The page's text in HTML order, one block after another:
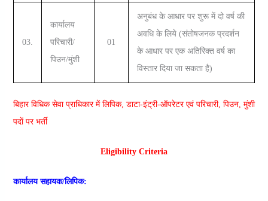
03.
कार्यालय
परिचारी/
पिउन/मुंशी
01
अनुबंध के आधार पर शुरू में दो वर्ष की
अवधि के लिये (संतोषजनक प्रदर्शन
के आधार पर एक अतिरिक्त वर्ष का
विस्तार दिया जा सकता है)
बिहार विधिक सेवा प्राधिकार में लि‍पिक, डाटा-इंट्री-ऑपरेटर एवं परिचारी, पिउन, मुंशी
पदाें पर भर्ती
Eligibility Criteria
कार्यालय सहायक/लिपिक: